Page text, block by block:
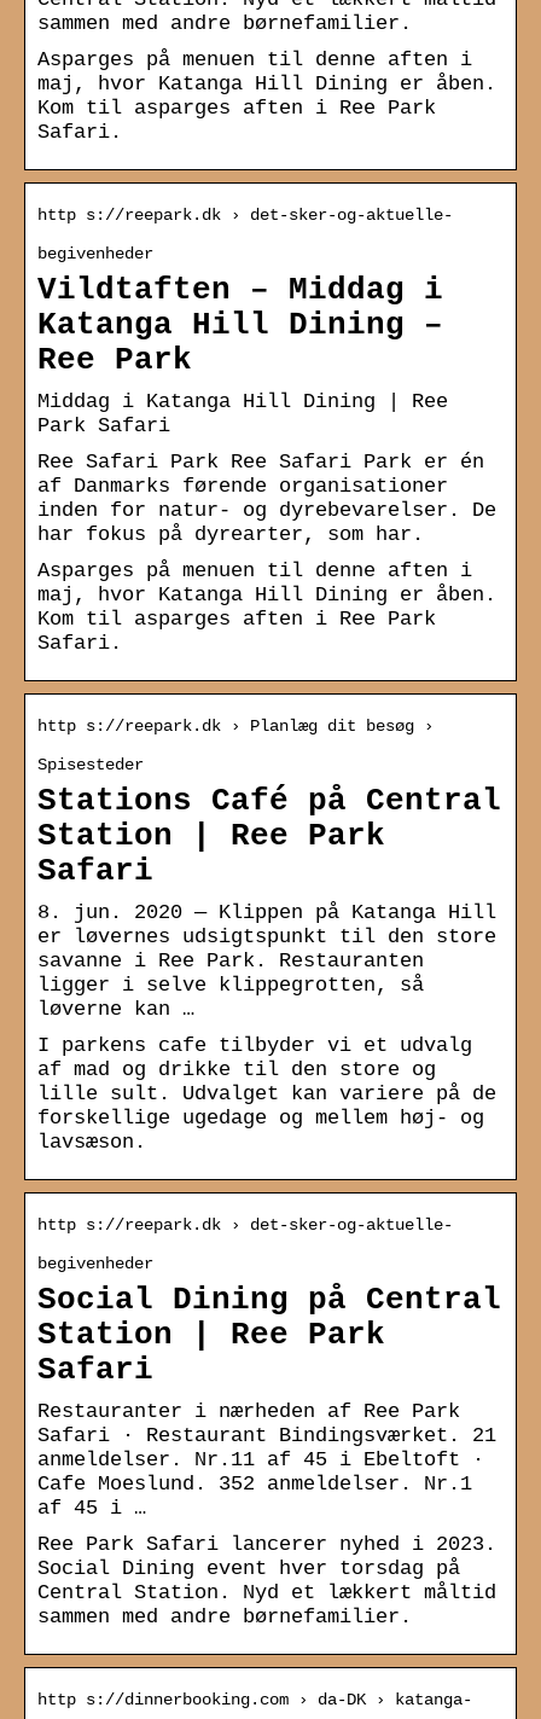
sammen med andre børnefamilier.
Asparges på menuen til denne aften i
maj, hvor Katanga Hill Dining er åben.
Kom til asparges aften i Ree Park
Safari.
http s://reepark.dk › det-sker-og-aktuelle-
begivenheder
Vildtaften – Middag i
Katanga Hill Dining –
Ree Park
Middag i Katanga Hill Dining | Ree
Park Safari
Ree Safari Park Ree Safari Park er én
af Danmarks førende organisationer
inden for natur- og dyrebevarelser. De
har fokus på dyrearter, som har.
Asparges på menuen til denne aften i
maj, hvor Katanga Hill Dining er åben.
Kom til asparges aften i Ree Park
Safari.
http s://reepark.dk › Planlæg dit besøg ›
Spisesteder
Stations Café på Central
Station | Ree Park
Safari
8. jun. 2020 — Klippen på Katanga Hill
er løvernes udsigtspunkt til den store
savanne i Ree Park. Restauranten
ligger i selve klippegrotten, så
løverne kan …
I parkens cafe tilbyder vi et udvalg
af mad og drikke til den store og
lille sult. Udvalget kan variere på de
forskellige ugedage og mellem høj- og
lavsæson.
http s://reepark.dk › det-sker-og-aktuelle-
begivenheder
Social Dining på Central
Station | Ree Park
Safari
Restauranter i nærheden af Ree Park
Safari · Restaurant Bindingsværket. 21
anmeldelser. Nr.11 af 45 i Ebeltoft ·
Cafe Moeslund. 352 anmeldelser. Nr.1
af 45 i …
Ree Park Safari lancerer nyhed i 2023.
Social Dining event hver torsdag på
Central Station. Nyd et lækkert måltid
sammen med andre børnefamilier.
http s://dinnerbooking.com › da-DK › katanga-